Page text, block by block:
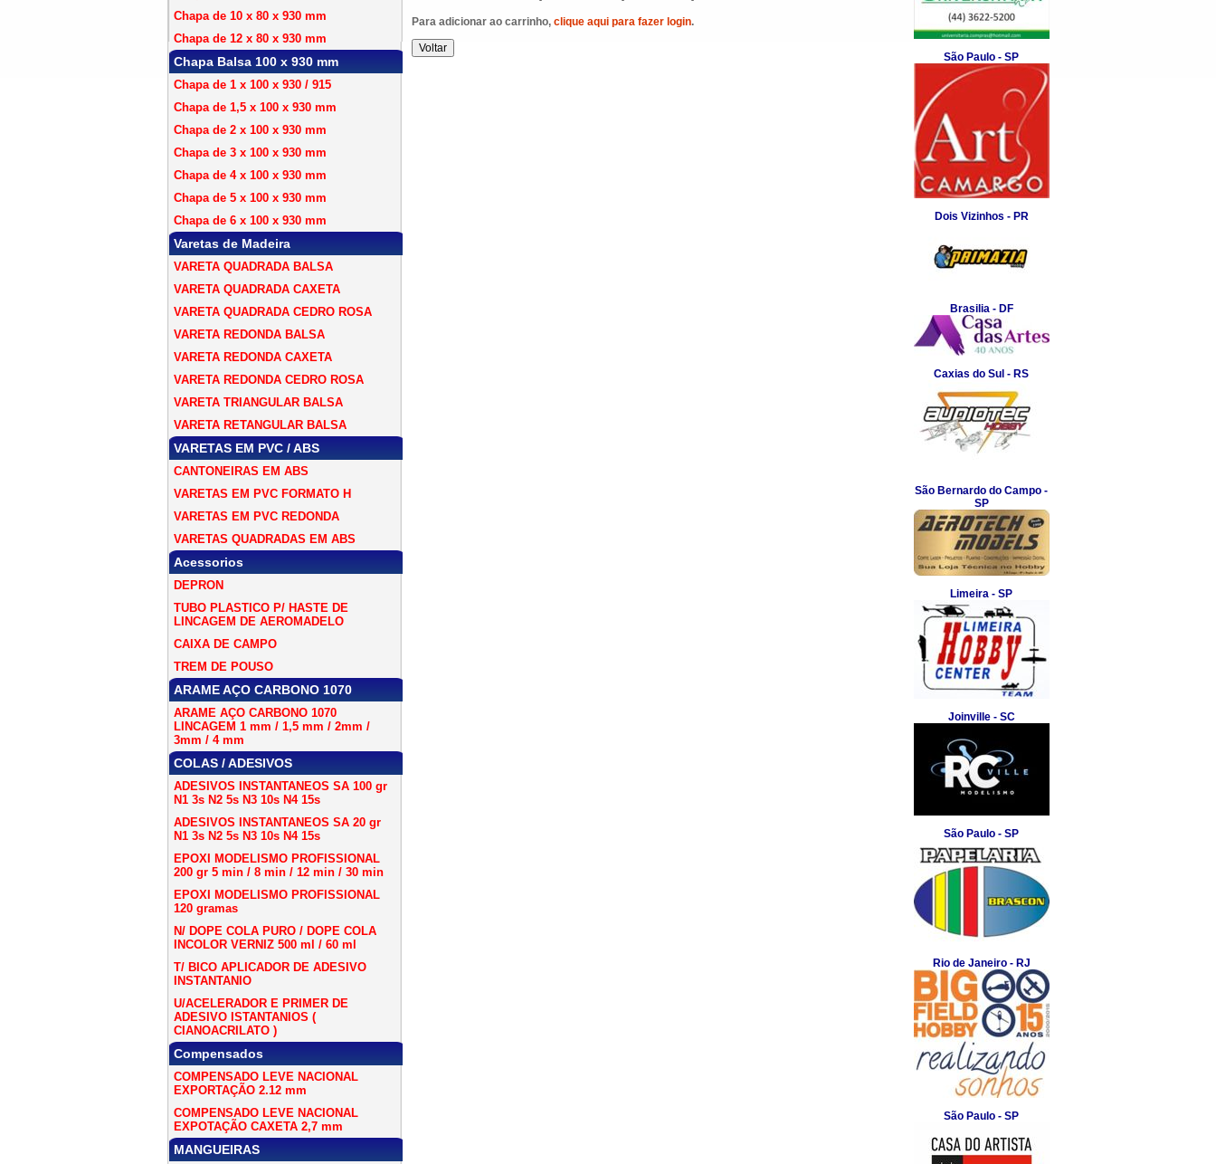
Chapa de 10 x 80 x 930 mm
Chapa de 12 x 80 x 930 mm
Chapa Balsa 100 x 930 mm
Chapa de 1 x 100 x 930 / 915
Chapa de 1,5 x 100 x 930 mm
Chapa de 2 x 100 x 930 mm
Chapa de 3 x 100 x 930 mm
Chapa de 4 x 100 x 930 mm
Chapa de 5 x 100 x 930 mm
Chapa de 6 x 100 x 930 mm
Varetas de Madeira
VARETA QUADRADA BALSA
VARETA QUADRADA CAXETA
VARETA QUADRADA CEDRO ROSA
VARETA REDONDA BALSA
VARETA REDONDA CAXETA
VARETA REDONDA CEDRO ROSA
VARETA TRIANGULAR BALSA
VARETA RETANGULAR BALSA
VARETAS EM PVC / ABS
CANTONEIRAS EM ABS
VARETAS EM PVC FORMATO H
VARETAS EM PVC REDONDA
VARETAS QUADRADAS EM ABS
Acessorios
DEPRON
TUBO PLASTICO P/ HASTE DE
LINCAGEM DE AEROMADELO
CAIXA DE CAMPO
TREM DE POUSO
ARAME AÇO CARBONO 1070
ARAME AÇO CARBONO 1070
LINCAGEM 1 mm / 1,5 mm / 2mm /
3mm / 4 mm
COLAS / ADESIVOS
ADESIVOS INSTANTANEOS SA 100 gr
N1 3s N2 5s N3 10s N4 15s
ADESIVOS INSTANTANEOS SA 20 gr
N1 3s N2 5s N3 10s N4 15s
EPOXI MODELISMO PROFISSIONAL
200 gr 5 min / 8 min / 12 min / 30 min
EPOXI MODELISMO PROFISSIONAL
120 gramas
N/ DOPE COLA PURO / DOPE COLA
INCOLOR VERNIZ 500 ml / 60 ml
T/ BICO APLICADOR DE ADESIVO
INSTANTANIO
U/ACELERADOR E PRIMER DE
ADESIVO ISTANTANIOS (
CIANOACRILATO )
Compensados
COMPENSADO LEVE NACIONAL
EXPORTAÇÃO 2.12 mm
COMPENSADO LEVE NACIONAL
EXPOTAÇÃO CAXETA 2,7 mm
MANGUEIRAS
Para adicionar ao carrinho, clique aqui para fazer login.
São Paulo - SP
Dois Vizinhos - PR
Brasilia - DF
Caxias do Sul - RS
São Bernardo do Campo -
SP
Limeira - SP
Joinville - SC
São Paulo - SP
Rio de Janeiro - RJ
São Paulo - SP